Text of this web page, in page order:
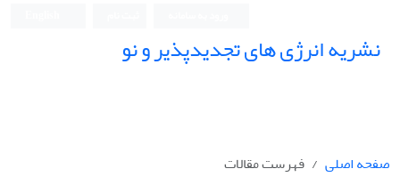
نشریه انرژی های تجدیدپذیر و نو
صفحه اصلی
فهرست مقالات